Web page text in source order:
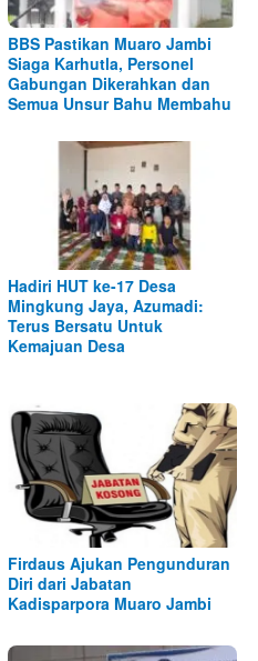
BBS Pastikan Muaro Jambi
Siaga Karhutla, Personel
Gabungan Dikerahkan dan
Semua Unsur Bahu Membahu
Hadiri HUT ke-17 Desa
Mingkung Jaya, Azumadi:
Terus Bersatu Untuk
Kemajuan Desa
Firdaus Ajukan Pengunduran
Diri dari Jabatan
Kadisparpora Muaro Jambi